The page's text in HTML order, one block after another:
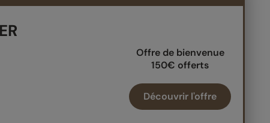
Offre de bienvenue
150€ offerts
Découvrir l'offre